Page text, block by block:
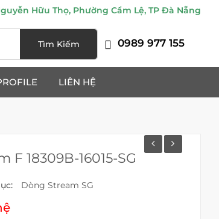
Hữu Thọ, Phường Cẩm Lệ, TP Đà Nẵng
Tìm Kiếm 0989 977 155
LIÊN HỆ
F 18309B-16015-SG
Dòng Stream SG